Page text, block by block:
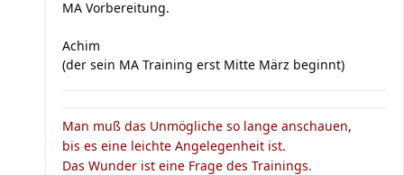
MA Vorbereitung.
Achim
(der sein MA Training erst Mitte März beginnt)
Man muß das Unmögliche so lange anschauen,
bis es eine leichte Angelegenheit ist.
Das Wunder ist eine Frage des Trainings.